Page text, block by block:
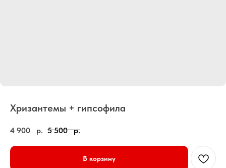
Хризантемы + гипсофила
4 900 р. 5 500 р.
В корзину